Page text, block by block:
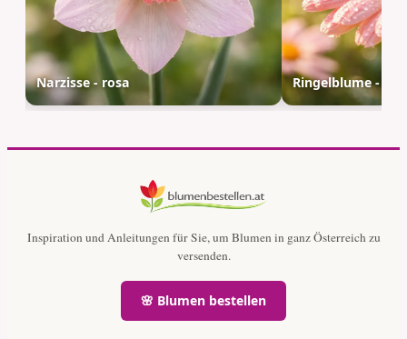
Narzisse - rosa Ringelblume -
Inspiration und Anleitungen für Sie, um Blumen in ganz Österreich zu
versenden.
🌸 Blumen bestellen